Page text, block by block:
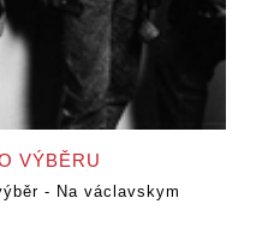
VÝBĚRU
- Na václavskym